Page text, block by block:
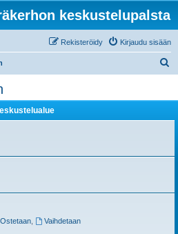
keskustelupalsta
Kirjaudu sisään
Rekisteröidy
Ostetaan,
Vaihdetaan